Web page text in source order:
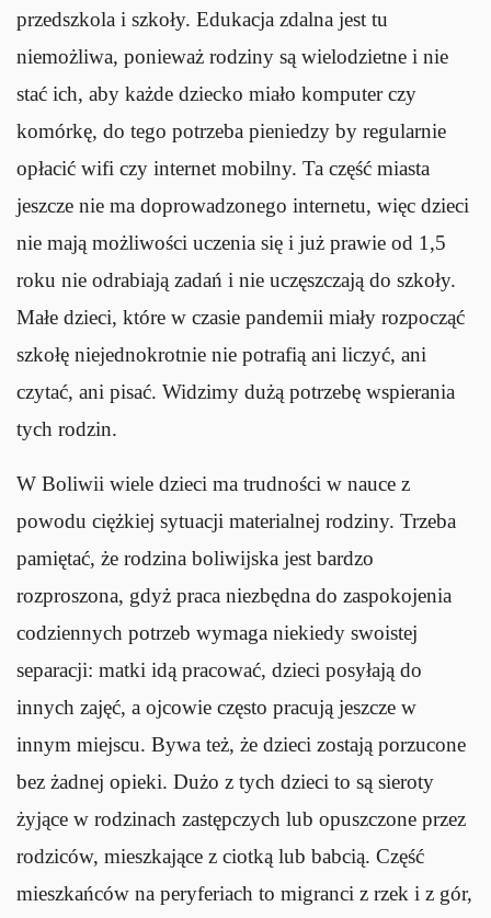
przedszkola i szkoły. Edukacja zdalna jest tu
niemożliwa, ponieważ rodziny są wielodzietne i nie
stać ich, aby każde dziecko miało komputer czy
komórkę, do tego potrzeba pieniedzy by regularnie
opłacić wifi czy internet mobilny. Ta część miasta
jeszcze nie ma doprowadzonego internetu, więc dzieci
nie mają możliwości uczenia się i już prawie od 1,5
roku nie odrabiają zadań i nie uczęszczają do szkoły.
Małe dzieci, które w czasie pandemii miały rozpocząć
szkołę niejednokrotnie nie potrafią ani liczyć, ani
czytać, ani pisać. Widzimy dużą potrzebę wspierania
tych rodzin.
W Boliwii wiele dzieci ma trudności w nauce z
powodu ciężkiej sytuacji materialnej rodziny. Trzeba
pamiętać, że rodzina boliwijska jest bardzo
rozproszona, gdyż praca niezbędna do zaspokojenia
codziennych potrzeb wymaga niekiedy swoistej
separacji: matki idą pracować, dzieci posyłają do
innych zajęć, a ojcowie często pracują jeszcze w
innym miejscu. Bywa też, że dzieci zostają porzucone
bez żadnej opieki. Dużo z tych dzieci to są sieroty
żyjące w rodzinach zastępczych lub opuszczone przez
rodziców, mieszkające z ciotką lub babcią. Część
mieszkańców na peryferiach to migranci z rzek i z gór,